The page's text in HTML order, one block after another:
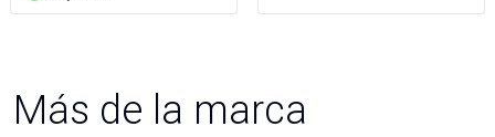
Más de la marca